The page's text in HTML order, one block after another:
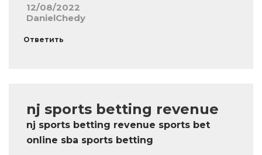
12/08/2022
DanielChedy
Ответить
nj sports betting revenue
nj sports betting revenue sports bet
online sba sports betting